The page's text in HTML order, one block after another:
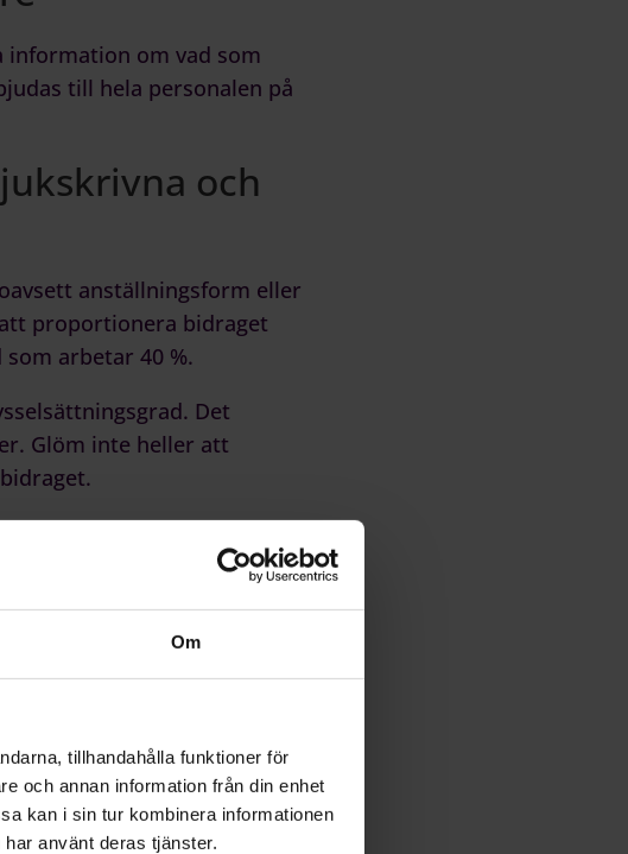
Om
tillhandahålla funktioner för
och annan information från din enhet
kan i sin tur kombinera informationen
använt deras tjänster.
information om vad som
till hela personalen på
och
anställningsform eller
proportionera bidraget
arbetar 40 %.
Det
Glöm inte heller att
nu kan spara mycket tid